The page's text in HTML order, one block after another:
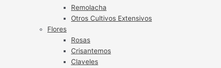
Remolacha
Otros Cultivos Extensivos
Flores
Rosas
Crisantemos
Claveles